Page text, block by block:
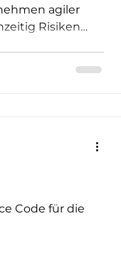
agiler
Risiken
Code für die